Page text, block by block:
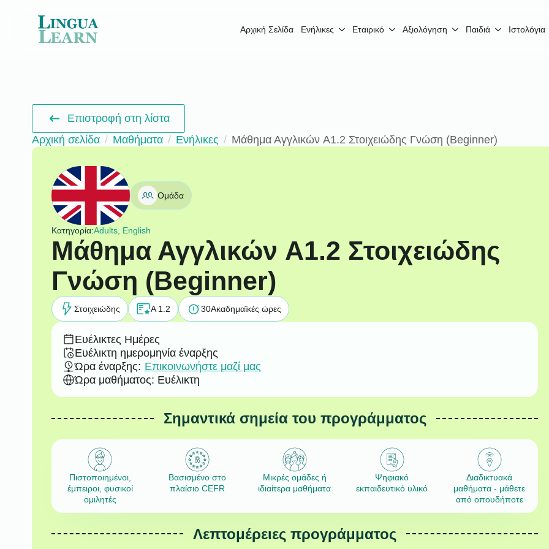
Αρχική Σελίδα Ενήλικες Εταιρικό Αξιολόγηση Παιδιά Ιστολόγια
Επιστροφή στη λίστα
Αρχική σελίδα
Μαθήματα Ενήλικες Μάθημα Αγγλικών A1.2 Στοιχειώδης Γνώση (Beginner)
Ομάδα
Κατηγορία:Adults, English
Μάθημα Αγγλικών A1.2 Στοιχειώδης
Γνώση (Beginner)
Στοιχειώδης A 1.2 30Ακαδημαϊκές ώρες
Ευέλικτες Ημέρες
Ευέλικτη ημερομηνία έναρξης
Ώρα έναρξης: Επικοινωνήστε μαζί μας
Ώρα μαθήματος: Ευέλικτη
Σημαντικά σημεία του προγράμματος
Πιστοποιημένοι,
έμπειροι, φυσικοί
ομιλητές
Βασισμένο στο
πλαίσιο CEFR
Μικρές ομάδες ή
ιδιαίτερα μαθήματα
Ψηφιακό
εκπαιδευτικό υλικό
Διαδικτυακά
μαθήματα - μάθετε
από οπουδήποτε
Λεπτομέρειες προγράμματος